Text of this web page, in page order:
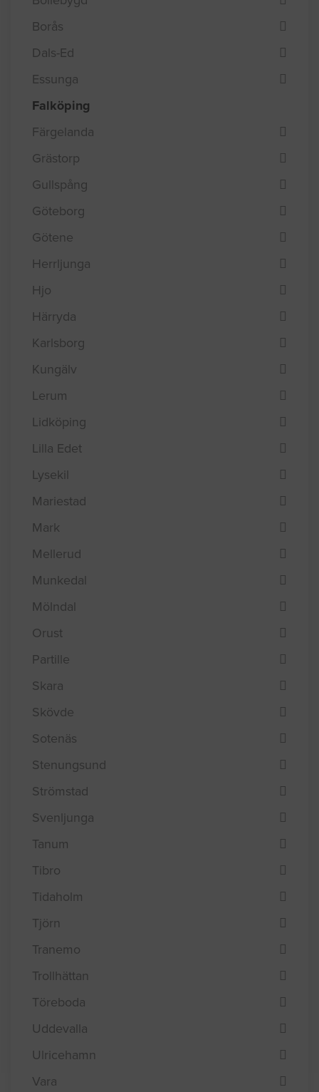
Borås
Dals-Ed
Essunga
Falköping
Färgelanda
Grästorp
Gullspång
Göteborg
Götene
Herrljunga
Hjo
Härryda
Karlsborg
Kungälv
Lerum
Lidköping
Lilla Edet
Lysekil
Mariestad
Mark
Mellerud
Munkedal
Mölndal
Orust
Partille
Skara
Skövde
Sotenäs
Stenungsund
Strömstad
Svenljunga
Tanum
Tibro
Tidaholm
Tjörn
Tranemo
Trollhättan
Töreboda
Uddevalla
Ulricehamn
Vara